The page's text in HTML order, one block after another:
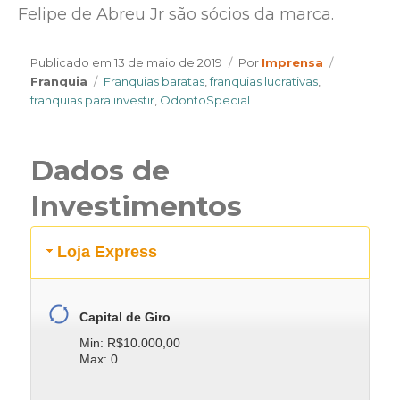
Felipe de Abreu Jr são sócios da marca.
Publicado em13 de maio de 2019 Por Author
Imprensa
Franquia
Tags
Franquias baratas ,franquias lucrativas
franquias para investir OdontoSpecial
Dados de
Investimentos
Loja Express
Capital de Giro
Min: R$10.000,00
Max: 0